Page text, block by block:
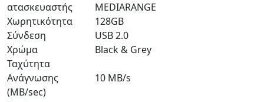
ατασκευαστής
MEDIARANGE
Χωρητικότητα
128GB
Σύνδεση
USB 2.0
Χρώμα
Black & Grey
Ταχύτητα
Ανάγνωσης
(MB/sec)
10 MB/s